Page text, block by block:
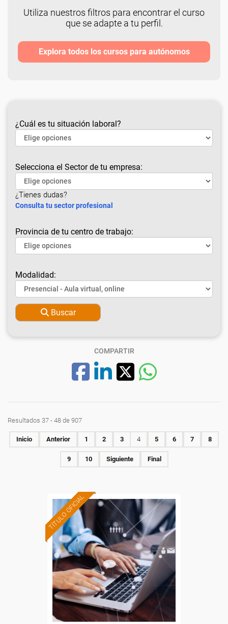
Utiliza nuestros filtros para encontrar el curso
que se adapte a tu perfil.
Explora todos los cursos para autónomos
¿Cuál es tu situación laboral?
Selecciona el Sector de tu empresa:
¿Tienes dudas?
Consulta tu sector profesional
Provincia de tu centro de trabajo:
Modalidad:
Buscar
COMPARTIR
Resultados 37 - 48 de 907
Inicio Anterior 1 2 3 4 5 6 7 8
9 10 Siguiente Final
TÍTULO OFICIAL